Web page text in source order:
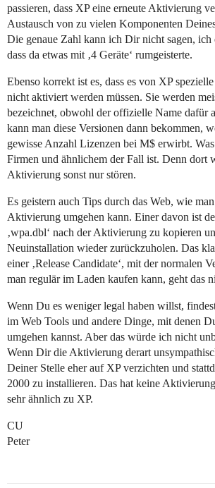
passieren, dass XP eine erneute Aktivierung
Austausch von zu vielen Komponenten
Die genaue Zahl kann ich Dir nicht sagen, ich
dass da etwas mit ‚4 Geräte‘ rumgeisterte.
Ebenso korrekt ist es, dass es von XP
nicht aktiviert werden müssen. Sie werden
bezeichnet, obwohl der offizielle Name dafür
kann man diese Versionen dann bekommen,
gewisse Anzahl Lizenzen bei M$ erwirbt.
Firmen und ähnlichem der Fall ist. Denn dort
Aktivierung sonst nur stören.
Es geistern auch Tips durch das Web, wie
Aktivierung umgehen kann. Einer davon ist
‚wpa.dbl‘ nach der Aktivierung zu kopieren
Neuinstallation wieder zurückzuholen. Das
einer ‚Release Candidate‘, mit der normalen
man regulär im Laden kaufen kann, geht das
Wenn Du es weniger legal haben willst,
im Web Tools und andere Dinge, mit denen
umgehen kannst. Aber das würde ich nicht
Wenn Dir die Aktivierung derart
Deiner Stelle eher auf XP verzichten und
2000 zu installieren. Das hat keine
sehr ähnlich zu XP.
CU
Peter